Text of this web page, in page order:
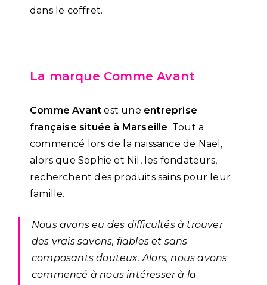
dans le coffret.
La marque Comme Avant
Comme Avantest une entreprise
française située à Marseille. Tout a
commencé lors de la naissance de Nael,
alors que Sophie et Nil, les fondateurs,
recherchent des produits sains pour leur
famille.
Nous avons eu des difficultés à trouver
des vrais savons, fiables et sans
composants douteux. Alors, nous avons
commencé à nous intéresser à la